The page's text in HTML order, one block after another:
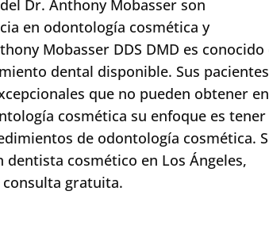
Dr. Anthony Mobasser son
en odontología cosmética y
Mobasser DDS DMD es conocido
dental disponible. Sus pacientes
que no pueden obtener en
cosmética su enfoque es tener
de odontología cosmética.
cosmético en Los Ángeles,
gratuita.